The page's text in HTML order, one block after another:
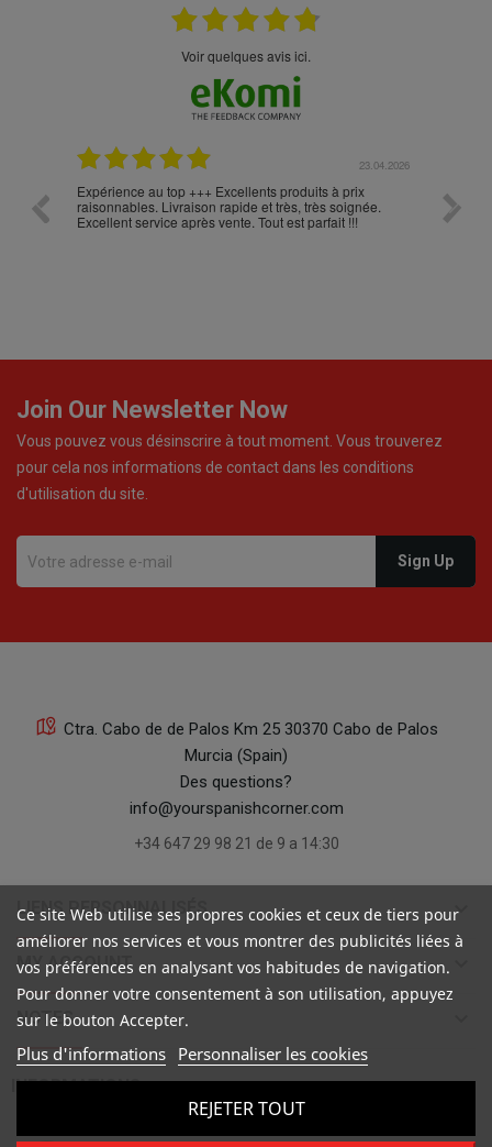
Voir quelques avis ici.
23.04.2026
Expérience au top +++ Excellents produits à prix
raisonnables. Livraison rapide et très, très soignée.
Excellent service après vente. Tout est parfait !!!
Join Our Newsletter Now
Vous pouvez vous désinscrire à tout moment. Vous trouverez
pour cela nos informations de contact dans les conditions
d'utilisation du site.
Ctra. Cabo de de Palos Km 25 30370 Cabo de Palos
Murcia (Spain)
Des questions?
info@yourspanishcorner.com
+34 647 29 98 21 de 9 a 14:30
LIENS PERSONNALISÉS keyboard_arrow_down
MY ACCOUNT keyboard_arrow_down
NOTES
INFORMATIONS 
Ce site Web utilise ses propres cookies et ceux de tiers pour
améliorer nos services et vous montrer des publicités liées à
vos préférences en analysant vos habitudes de navigation.
Pour donner votre consentement à son utilisation, appuyez
sur le bouton Accepter.
Plus d'informations Personnaliser les cookies
REJETER TOUT